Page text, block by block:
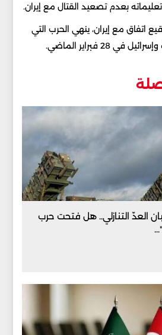
بعدم تصعيد القتال مع إيران.
اتفاق مع إيران، ينهي الحرب التي
في 28 فبراير الماضي.
العدّ التنازلي.. هل فتحت حرب